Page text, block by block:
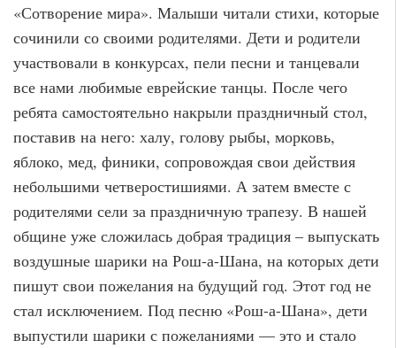
«Сотворение мира». Малыши читали стихи, которые
сочинили со своими родителями. Дети и родители
участвовали в конкурсах, пели песни и танцевали
все нами любимые еврейские танцы. После чего
ребята самостоятельно накрыли праздничный стол,
поставив на него: халу, голову рыбы, морковь,
яблоко, мед, финики, сопровождая свои действия
небольшими четверостишиями. А затем вместе с
родителями сели за праздничную трапезу. В нашей
общине уже сложилась добрая традиция – выпускать
воздушные шарики на Рош-а-Шана, на которых дети
пишут свои пожелания на будущий год. Этот год не
стал исключением. Под песню «Рош-а-Шана», дети
выпустили шарики с пожеланиями — это и стало